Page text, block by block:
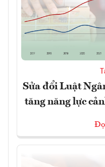
Sửa đổi Luật
tăng năng lực